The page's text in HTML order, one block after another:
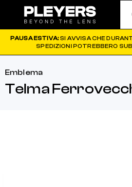
PAUSA ESTIVA:SI AVVISA CHE
SPEDIZIONI POTREBBERO
Emblema
Telma